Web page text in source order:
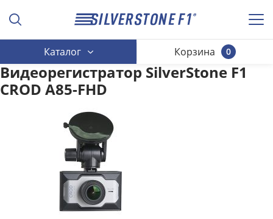
Каталог 0
Корзина
Видеорегистратор SilverStone F1
CROD A85-FHD